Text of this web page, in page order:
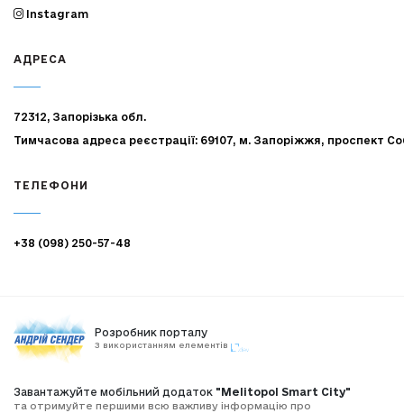
Instagram
АДРЕСА
72312, Запорізька обл.
Тимчасова адреса реєстрації: 69107, м. Запоріжжя, проспект
ТЕЛЕФОНИ
+38 (098) 250-57-48
Розробник порталу
З використанням елементів
Завантажуйте мобільний додаток "Melitopol Smart City"
та отримуйте першими всю важливу інформацію про